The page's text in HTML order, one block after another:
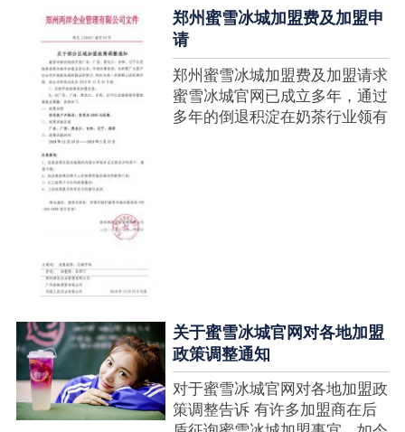
郑州蜜雪冰城加盟费及加盟申
请
郑州蜜雪冰城加盟费及加盟请求
蜜雪冰城官网已成立多年，通过
多年的倒退积淀在奶茶行业领有
关于蜜雪冰城官网对各地加盟
政策调整通知
对于蜜雪冰城官网对各地加盟政
策调整告诉 有许多加盟商在后